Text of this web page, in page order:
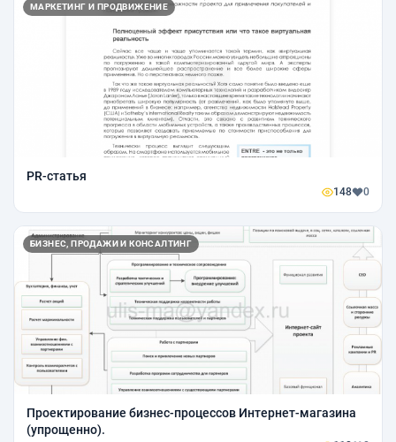
МАРКЕТИНГ И ПРОДВИЖЕНИЕ
PR-статья
148 0
БИЗНЕС, ПРОДАЖИ И КОНСАЛТИНГ
Проектирование бизнес-процессов Интернет-магазина
(упрощенно).